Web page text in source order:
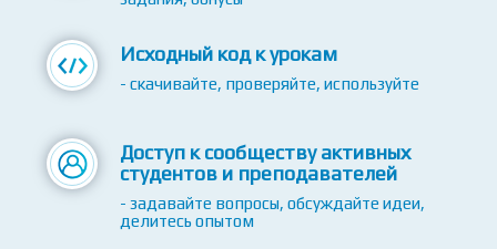
Материалы к урокам
- полезные ссылки, статьи, домашние
задания, бонусы
- скачивайте, проверяйте, используйте
Доступ к сообществу активных
студентов и преподавателей